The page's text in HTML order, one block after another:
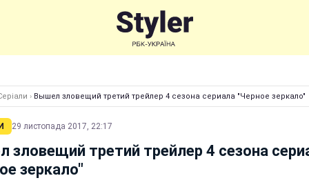
› Вышел зловещий третий трейлер 4 сезона сериала "Черное зеркало"
29 листопада 2017, 22:17
зловещий третий трейлер 4 сезона
зеркало"